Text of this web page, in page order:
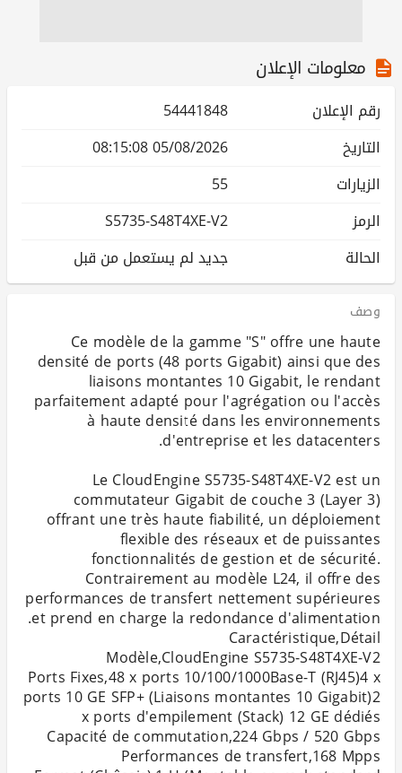
معلومات الإعلان
رقم الإعلان
54441848
التاريخ
05/08/2026 08:15:08
الزيارات
55
الرمز
S5735-S48T4XE-V2
الحالة
جديد لم يستعمل من قبل
وصف
Ce modèle de la gamme "S" offre une haute
densité de ports (48 ports Gigabit) ainsi que des
liaisons montantes 10 Gigabit, le rendant
parfaitement adapté pour l'agrégation ou l'accès
à haute densité dans les environnements
Le CloudEngine S5735-S48T4XE-V2 est un
commutateur Gigabit de couche 3 (Layer 3)
offrant une très haute fiabilité, un déploiement
flexible des réseaux et de puissantes
fonctionnalités de gestion et de sécurité.
Contrairement au modèle L24, il offre des
performances de transfert nettement supérieures
Ports Fixes,48 x ports 10/100/1000Base-T (RJ45)4 x
ports 10 GE SFP+ (Liaisons montantes 10 Gigabit)2